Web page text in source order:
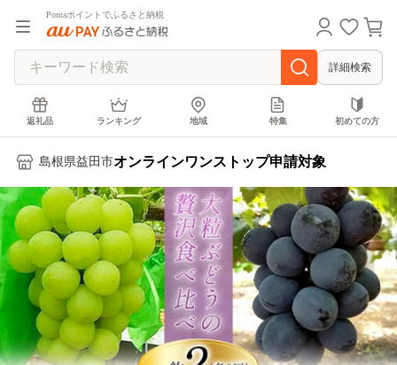
Pontaポイントでふるさと納税
詳細検索
返礼品 ランキング 地域 特集 初めての方
島根県益田市オンラインワンストップ申請対象